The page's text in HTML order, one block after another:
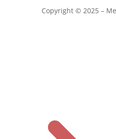
Copyright © 2025 –